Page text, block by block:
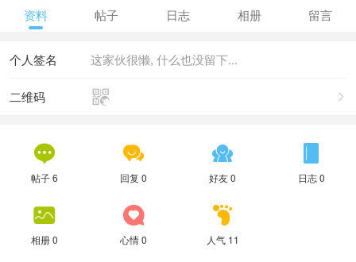
资料 帖子 日志 相册 留言
这家伙很懒, 什么也没留下...
个人签名


二维码

帖子 6

回复 0

好友 0

日志 0

相册 0

心情 0

人气 11